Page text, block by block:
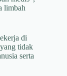
limbah
di
tidak
serta